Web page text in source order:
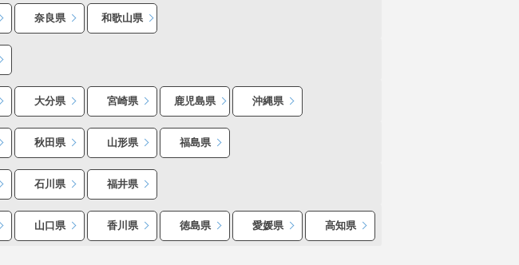
奈良県 和歌山県
大分県 宮崎県 鹿児島県 沖縄県
秋田県 山形県 福島県
石川県 福井県
山口県 香川県 徳島県 愛媛県 高知県